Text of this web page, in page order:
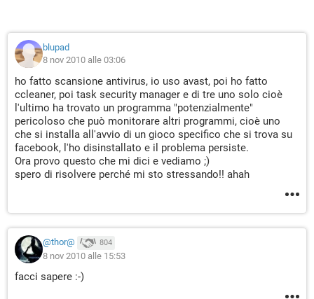
blupad
8 nov 2010 alle 03:06
ho fatto scansione antivirus, io uso avast, poi ho fatto
ccleaner, poi task security manager e di tre uno solo cioè
l'ultimo ha trovato un programma "potenzialmente"
pericoloso che può monitorare altri programmi, cioè uno
che si installa all'avvio di un gioco specifico che si trova su
facebook, l'ho disinstallato e il problema persiste.
Ora provo questo che mi dici e vediamo ;)
spero di risolvere perché mi sto stressando!! ahah
@thor@ 804
8 nov 2010 alle 15:53
facci sapere :-)